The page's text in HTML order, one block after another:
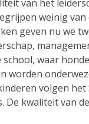
van het
weinig van
geven nu we
waar
worden
volgen
De kwaliteit van